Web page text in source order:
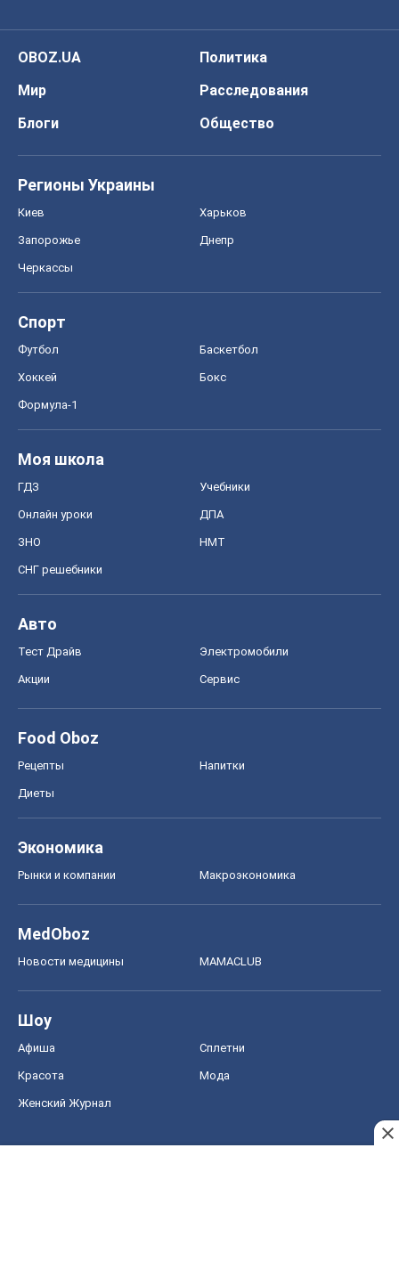
OBOZ.UA
Политика
Мир
Расследования
Блоги
Общество
Регионы Украины
Киев Харьков
Запорожье Днепр
Черкассы
Спорт
Футбол Баскетбол
Хоккей Бокс
Формула-1
Моя школа
ГДЗ Учебники
Онлайн уроки ДПА
ЗНО НМТ
СНГ решебники
Авто
Тест Драйв Электромобили
Акции Сервис
Food Oboz
Рецепты Напитки
Диеты
Экономика
Рынки и компании Mакроэкономика
MedOboz
Новости медицины MAMACLUB
Шоу
Афиша Сплетни
Красота Мода
Женский Журнал